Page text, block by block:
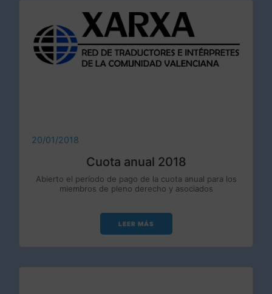
20/01/2018
Cuota anual 2018
Abierto el período de pago de la cuota anual para los
miembros de pleno derecho y asociados
LEER MÁS